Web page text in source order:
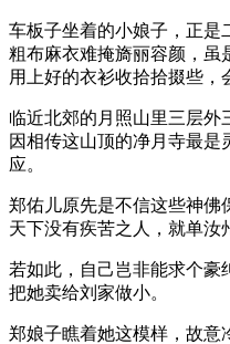
车板子坐着的小娘子，正是
粗布麻衣难掩旖丽容颜，虽
用上好的衣衫收拾拾掇些，
临近北郊的月照山里三层外
因相传这山顶的净月寺最是
应。
郑佑儿原先是不信这些神佛
天下没有疾苦之人，就单汝
若如此，自己岂非能求个豪
把她卖给刘家做小。
郑娘子瞧着她这模样，故意